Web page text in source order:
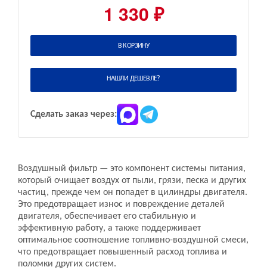
1 330 ₽
В КОРЗИНУ
НАШЛИ ДЕШЕВЛЕ?
Сделать заказ через:
Воздушный фильтр — это компонент системы питания,
который очищает воздух от пыли, грязи, песка и других
частиц, прежде чем он попадет в цилиндры двигателя.
Это предотвращает износ и повреждение деталей
двигателя, обеспечивает его стабильную и
эффективную работу, а также поддерживает
оптимальное соотношение топливно-воздушной смеси,
что предотвращает повышенный расход топлива и
поломки других систем.